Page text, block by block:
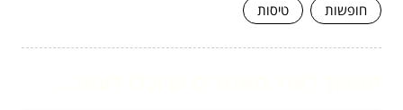
חופשות
טיסות